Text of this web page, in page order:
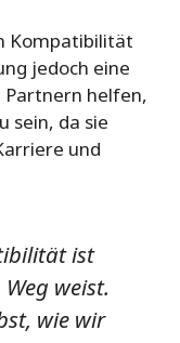
Kompatibilität
jedoch eine
Partnern helfen,
sein, da sie
und
ist
weist.
wie wir